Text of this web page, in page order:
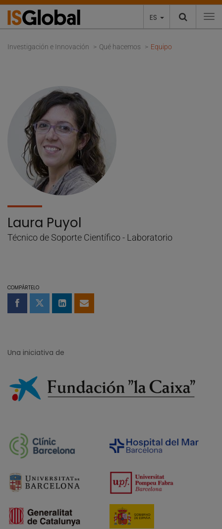
ES
Investigación e Innovación Qué hacemos Equipo
Laura Puyol
Técnico de Soporte Científico - Laboratorio
COMPÁRTELO
Compartir en Facebook
Compartir en Twitter
Compartir en LinkedIn
Compartir por email
Una iniciativa de